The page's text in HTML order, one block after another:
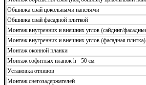
Обшивка свай цокольными панелями
Обшивка свай фасадной плиткой
Монтаж внутренних и внешних углов (сайдинг/
Монтаж внутренних и внешних углов (фасадная плитка)
Монтаж оконной планки
Монтаж софитных планок h= 50 см
Установка отливов
Монтаж снегозадержателей